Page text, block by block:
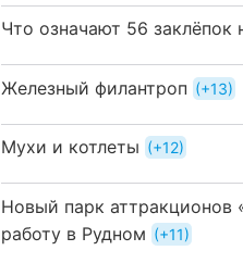
Что означают 56 заклёпок
Железный филантроп +13
Мухи и котлеты +12
Новый парк аттракционов
работу в Рудном
+11